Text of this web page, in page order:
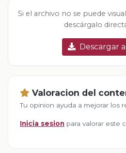
Si el archivo no se puede
descárgalo
Descargar
Valoracion del
Tu opinion ayuda a mejorar los
Inicia sesion para valorar este